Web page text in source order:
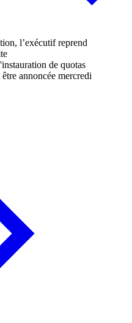
de quotas
annoncée mercredi